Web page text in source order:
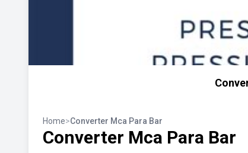
Home>Converter Mca Para Bar
Converter Mca Para Bar